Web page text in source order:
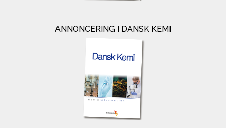
ANNONCERING I DANSK KEMI